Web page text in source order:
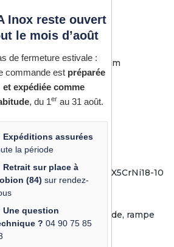
de câble à visser
mm — longueur 80,2 mm
— longueur 44 mm
mm
x Ø14 mm (fournies)
A2 (AISI 304) — 1.4301 X5CrNi18-10
g
corps câble, balustrade, rampe
inox
Inox reste ouvert
le mois d’août
de fermeture estivale :
commande est préparée
et expédiée comme
, du 1er au 31 août.
Expéditions assurées
la période
Retrait sur place à
(84) sur rendez-
Une question
? 04 90 75 85